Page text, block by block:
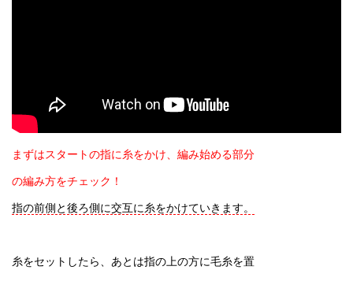
まずはスタートの指に糸をかけ、編み始める部分
の編み方をチェック！
指の前側と後ろ側に交互に糸をかけていきます。
糸をセットしたら、あとは指の上の方に毛糸を置